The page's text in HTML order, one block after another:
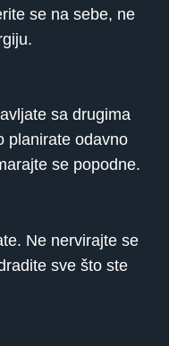
se na sebe, ne
sa drugima
planirate odavno
se popodne.
Ne nervirajte se
sve što ste